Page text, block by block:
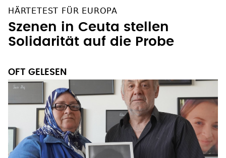
HÄRTETEST FÜR EUROPA
Szenen in Ceuta stellen
Solidarität auf die Probe
OFT GELESEN